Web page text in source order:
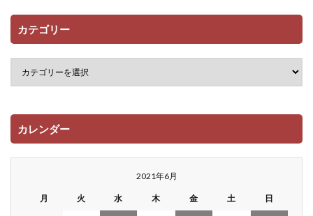
カテゴリー
カレンダー
2021年6月
月 火 水 木 金 土 日